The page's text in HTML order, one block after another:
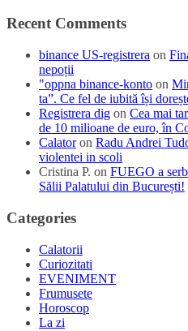
Recent Comments
binance US-registrera on
nepoții
"oppna binance-konto on
ta”. Ce fel de iubită își
Registrera dig on Cea mai
de 10 milioane de euro, în
Calatoron Radu Andrei
violentei in scoli
Cristina P. on FUEGO a
Sălii Palatului din București!
Categories
Calatorii
Curiozitati
EVENIMENT
Frumusete
Horoscop
La zi